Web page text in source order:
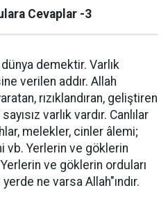
Cevaplar -3
demektir. Varlık
verilen addır. Allah
rızıklandıran, geliştiren
varlık vardır. Canlılar
melekler, cinler âlemi;
vb. Yerlerin ve göklerin
Yerlerin ve göklerin orduları
ne varsa Allah"ındır.